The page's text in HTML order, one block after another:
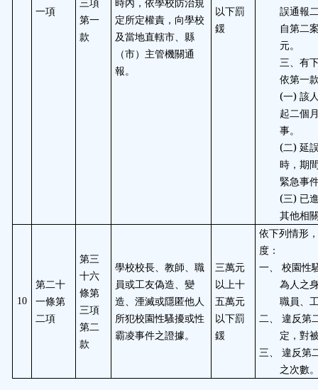
一項
三項
第一
款
時內，依學校防治規
定所定權責，向學校
及當地直轄市、縣
（市）主管機關通
報。
以下罰
鍰
誤通報
自第二
元。
三、有
依第一
(一) 該
起二個
事。
(二) 延
時，期
緊急事
(三) 已
其他相
10
第二十
一條第
二項
第三
十六
條第
三項
第二
款
學校校長、教師、職
員或工友偽造、變
造、湮滅或隱匿他人
所犯校園性騷擾或性
霸凌事件之證據。
三萬元
以上十
五萬元
以下罰
鍰
依下列情形
度：
一、
校園性
為人之
職員、
二、
違反第
定，對
三、
違反第
之次數